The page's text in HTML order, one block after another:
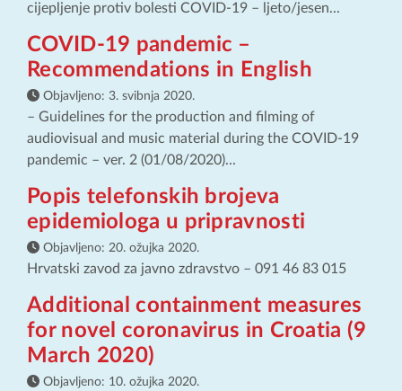
cijepljenje protiv bolesti COVID-19 – ljeto/jesen...
COVID-19 pandemic –
Recommendations in English
Objavljeno: 3. svibnja 2020.
– Guidelines for the production and filming of
audiovisual and music material during the COVID-19
pandemic – ver. 2 (01/08/2020)...
Popis telefonskih brojeva
epidemiologa u pripravnosti
Objavljeno: 20. ožujka 2020.
Hrvatski zavod za javno zdravstvo – 091 46 83 015
Additional containment measures
for novel coronavirus in Croatia (9
March 2020)
Objavljeno: 10. ožujka 2020.